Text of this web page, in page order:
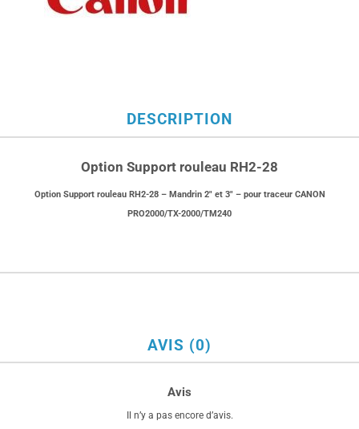
DESCRIPTION
Option Support rouleau RH2-28
Option Support rouleau RH2-28 – Mandrin 2″ et 3″ – pour traceur CANON
PRO2000/TX-2000/TM240
AVIS (0)
Avis
Il n’y a pas encore d’avis.